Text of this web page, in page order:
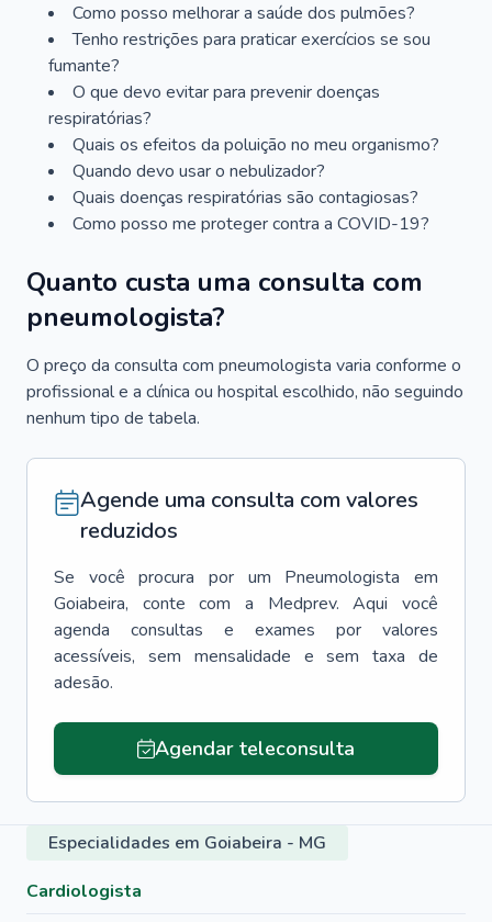
Como posso melhorar a saúde dos pulmões?
Tenho restrições para praticar exercícios se sou
fumante?
O que devo evitar para prevenir doenças
respiratórias?
Quais os efeitos da poluição no meu organismo?
Quando devo usar o nebulizador?
Quais doenças respiratórias são contagiosas?
Como posso me proteger contra a COVID-19?
Quanto custa uma consulta com
pneumologista?
O preço da consulta com pneumologista varia conforme o
profissional e a clínica ou hospital escolhido, não seguindo
nenhum tipo de tabela.
Agende uma consulta com valores
reduzidos
Se você procura por um Pneumologista
em
Goiabeira, conte com a Medprev. Aqui você
agenda consultas e exames por valores
acessíveis, sem mensalidade e sem taxa de
adesão.
Agendar teleconsulta
Especialidades em Goiabeira - MG
Cardiologista